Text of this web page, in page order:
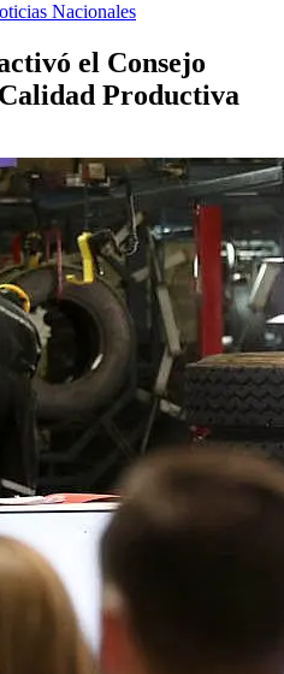
Nacionales
el Consejo
Productiva